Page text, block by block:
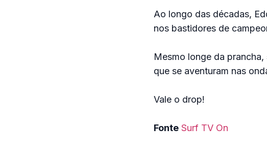
Ao longo das décadas,
nos bastidores de
Mesmo longe da
que se aventuram nas
Vale o drop!
Fonte Surf TV On